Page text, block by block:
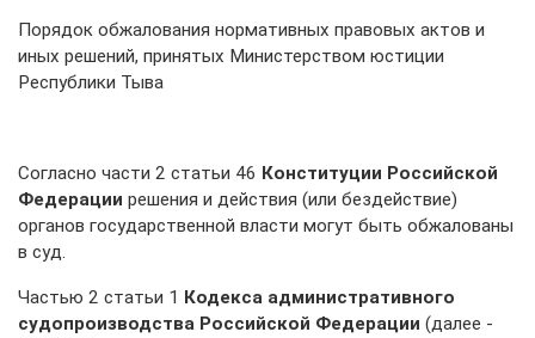
Порядок обжалования нормативных правовых актов и
иных решений, принятых Министерством юстиции
Республики Тыва
Согласно части 2 статьи 46 Конституции Российской
Федерации решения и действия (или бездействие)
органов государственной власти могут быть обжалованы
в суд.
Частью 2 статьи 1 Кодекса административного
судопроизводства Российской Федерации (далее -